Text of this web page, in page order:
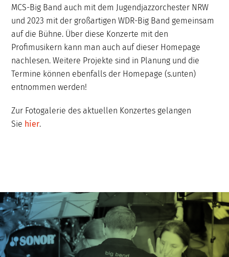
MCS-Big Band auch mit dem Jugendjazzorchester NRW
und 2023 mit der großartigen WDR-Big Band gemeinsam
auf die Bühne. Über diese Konzerte mit den
Profimusikern kann man auch auf dieser Homepage
nachlesen. Weitere Projekte sind in Planung und die
Termine können ebenfalls der Homepage (s.unten)
entnommen werden!
Zur Fotogalerie des aktuellen Konzertes gelangen
Sie hier.